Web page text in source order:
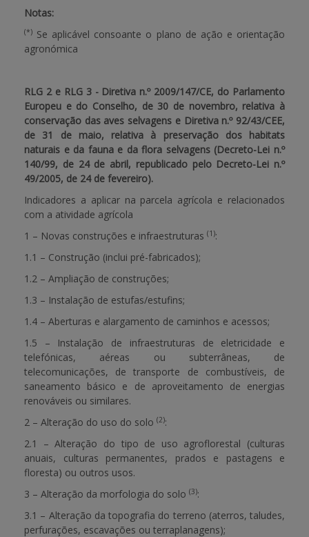
Notas:
(*) Se aplicável consoante o plano de ação e orientação
agronómica
RLG 2 e RLG 3 - Diretiva n.º 2009/147/CE, do Parlamento
Europeu e do Conselho, de 30 de novembro, relativa à
conservação das aves selvagens e Diretiva n.º 92/43/CEE,
de 31 de maio, relativa à preservação dos habitats
naturais e da fauna e da flora selvagens (Decreto-Lei n.º
140/99, de 24 de abril, republicado pelo Decreto-Lei n.º
49/2005, de 24 de fevereiro).
Indicadores a aplicar na parcela agrícola e relacionados
com a atividade agrícola
1 – Novas construções e infraestruturas (1):
1.1 – Construção (inclui pré-fabricados);
1.2 – Ampliação de construções;
1.3 – Instalação de estufas/estufins;
1.4 – Aberturas e alargamento de caminhos e acessos;
1.5 – Instalação de infraestruturas de eletricidade e
telefónicas, aéreas ou subterrâneas, de
telecomunicações, de transporte de combustíveis, de
saneamento básico e de aproveitamento de energias
renováveis ou similares.
2 – Alteração do uso do solo (2):
2.1 – Alteração do tipo de uso agroflorestal (culturas
anuais, culturas permanentes, prados e pastagens e
floresta) ou outros usos.
3 – Alteração da morfologia do solo (3):
3.1 – Alteração da topografia do terreno (aterros, taludes,
perfurações, escavações ou terraplanagens);